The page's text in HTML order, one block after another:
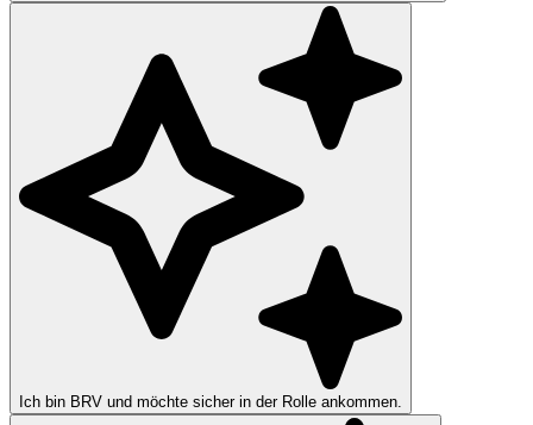
Ich bin BRV und möchte sicher in der Rolle ankommen.